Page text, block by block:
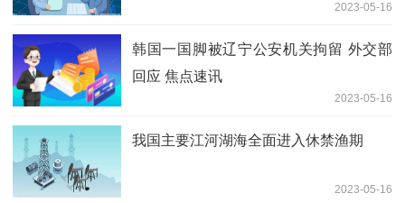
2023-05-16
韩国一国脚被辽宁公安机关拘留 外交部
回应 焦点速讯
2023-05-16
我国主要江河湖海全面进入休禁渔期
2023-05-16